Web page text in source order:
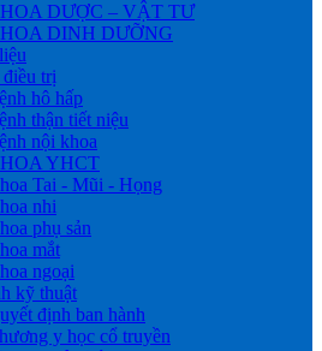
DƯỢC – VẬT TƯ
DINH DƯỠNG
điều trị
hô hấp
thận tiết niệu
nội khoa
YHCT
Tai - Mũi - Họng
nhi
phụ sản
mắt
ngoại
kỹ thuật
định ban hành
y học cổ truyền